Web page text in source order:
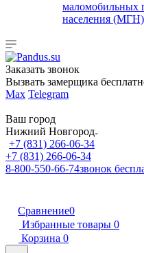
маломобильных
населения (МГН)
Заказать звонок
Вызвать замерщика
Max Telegram
Ваш город
Нижний Новгород
+7 (831) 266-06-34
+7 (831) 266-06-34
8-800-550-66-74звонок
Сравнение0
Избранные товары 0
Корзина 0